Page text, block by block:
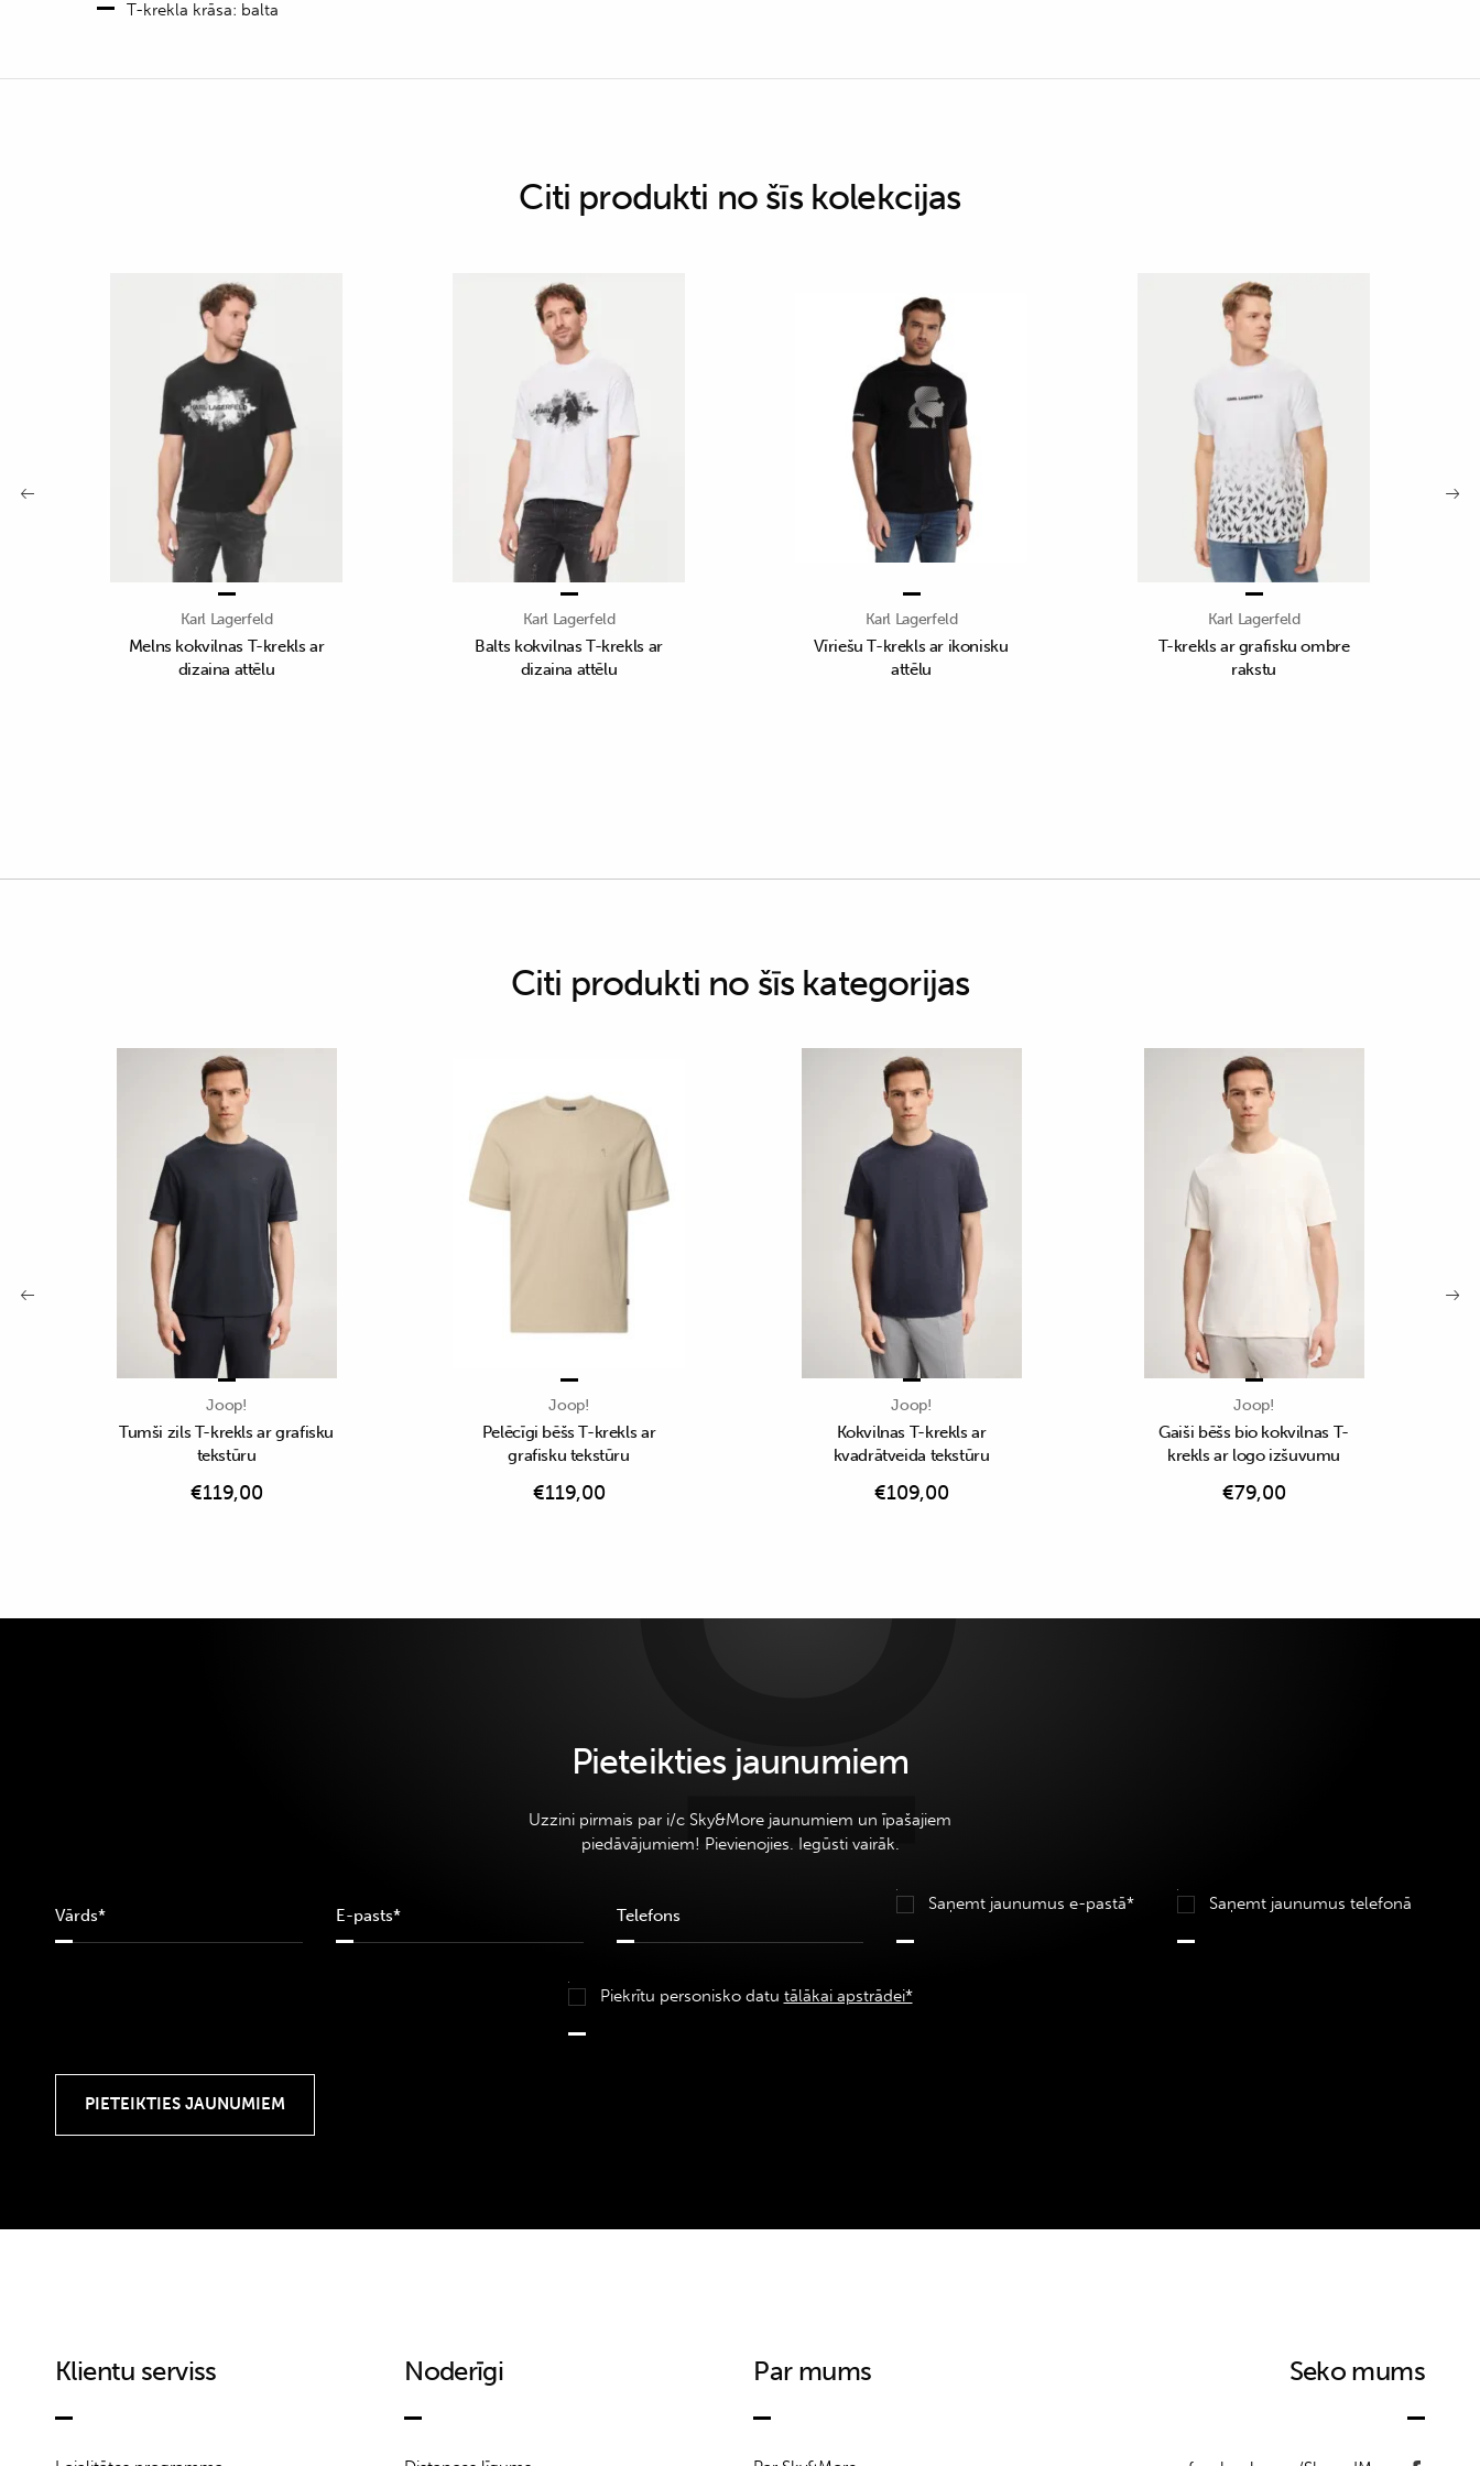
T-krekla krāsa: balta
Citi produkti no šīs kolekcijas
Karl Lagerfeld
Melns kokvilnas T-krekls ar
dizaina attēlu
Karl Lagerfeld
Balts kokvilnas T-krekls ar
dizaina attēlu
Karl Lagerfeld
Vīriešu T-krekls ar ikonisku
attēlu
Karl Lagerfeld
T-krekls ar grafisku ombre
rakstu
Citi produkti no šīs kategorijas
Joop!
Tumši zils T-krekls ar grafisku
tekstūru
€119,00
Joop!
Pelēcīgi bēšs T-krekls ar
grafisku tekstūru
€119,00
Joop!
Kokvilnas T-krekls ar
kvadrātveida tekstūru
€109,00
Joop!
Gaiši bēšs bio kokvilnas T-
krekls ar logo izšuvumu
€79,00
Pieteikties jaunumiem
Uzzini pirmais par i/c Sky&More jaunumiem un īpašajiem
piedāvājumiem! Pievienojies. Iegūsti vairāk.
Saņemt jaunumus e-pastā* Saņemt jaunumus telefonā
Piekrītu personisko datu tālākai apstrādei*
Klientu serviss Noderīgi Par mums Seko mums